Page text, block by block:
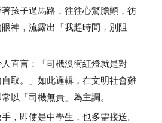
子過馬路，往往心驚膽顫，彷
神，流露出「我趕時間，別阻
言：「司機沒衝紅燈就是對
取。」如此邏輯，在文明社會難
以「司機無責」為主調。
即使是中學生，也多需接送。